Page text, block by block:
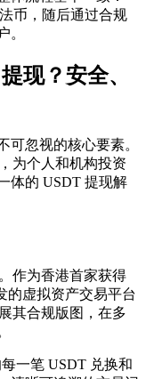
币 ，随后通过合规
。
现？安全、
可忽视的核心要素。
为个人和机构投资
体的 USDT 提现解
作为香港首家获得
的虚拟资产交易平台
其合规版图，在多
一笔 USDT 兑换和